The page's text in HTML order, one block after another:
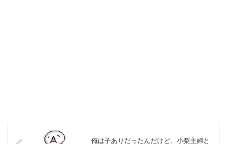
俺は子ありだったんだけど、小梨主婦と